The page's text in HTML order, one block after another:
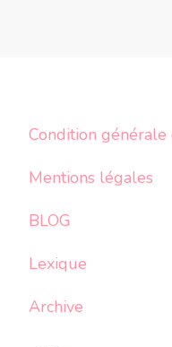
Condition générale
Mentions légales
BLOG
Lexique
Archive